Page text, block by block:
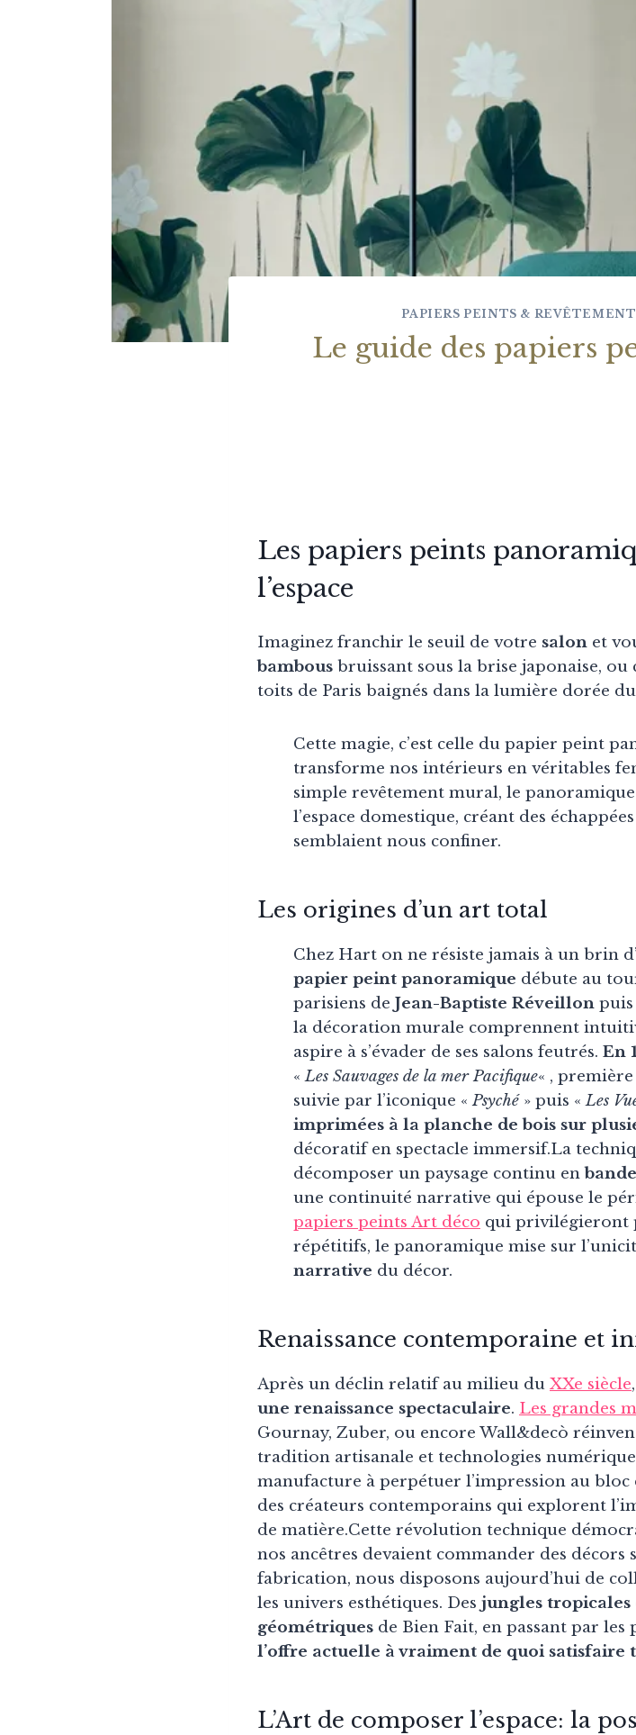
PAPIERS PEINTS &
Le guide des papiers
Les papiers peints
l’espace
Imaginez franchir le seuil de votre salon et
bambous bruissant sous la brise japonaise,
toits de Paris baignés dans la lumière dorée
Cette magie, c’est celle du papier peint
transforme nos intérieurs en véritables
simple revêtement mural, le
l’espace domestique, créant des
semblaient nous confiner.
Les origines d’un art total
Chez Hart on ne résiste jamais à un brin
papier peint panoramique débute au
parisiens de Jean-Baptiste Réveillon puis
la décoration murale comprennent
aspire à s’évader de ses salons feutrés. En
«Les Sauvages de la mer Pacifique« ,
suivie par l’iconique «Psyché» puis «Les
imprimées à la planche de bois sur
décoratif en spectacle immersif.La
décomposer un paysage continu en
une continuité narrative qui épouse le
papiers peints Art déco qui privilégieront
répétitifs, le panoramique mise sur
narrative du décor.
Renaissance contemporaine et
Après un déclin relatif au milieu du XXe siècle,
une renaissance spectaculaire. Les grandes
Gournay, Zuber, ou encore Wall&decò
tradition artisanale et technologies
manufacture à perpétuer l’impression au bloc
des créateurs contemporains qui explorent
de matière.Cette révolution technique
nos ancêtres devaient commander des décors
fabrication, nous disposons aujourd’hui de
les univers esthétiques. Des jungles tropicales
géométriques de Bien Fait, en passant par
l’offre actuelle à vraiment de quoi satisfaire
L’Art de composer l’espace: la